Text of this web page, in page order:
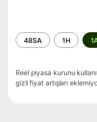
Zaman
aralığı
48SA 1H
Reel piyasa kurunu
gizli fiyat artışları